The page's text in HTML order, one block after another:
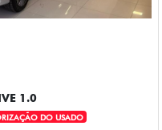
1.0
DO USADO